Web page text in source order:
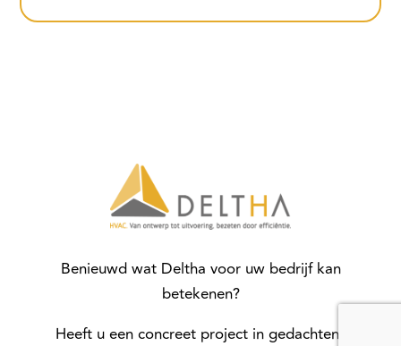
Benieuwd wat Deltha voor uw bedrijf kan
betekenen?
Heeft u een concreet project in gedachten?